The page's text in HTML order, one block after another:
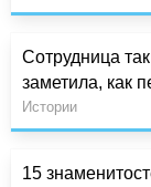
Сотрудница
заметила, как
Истории
15